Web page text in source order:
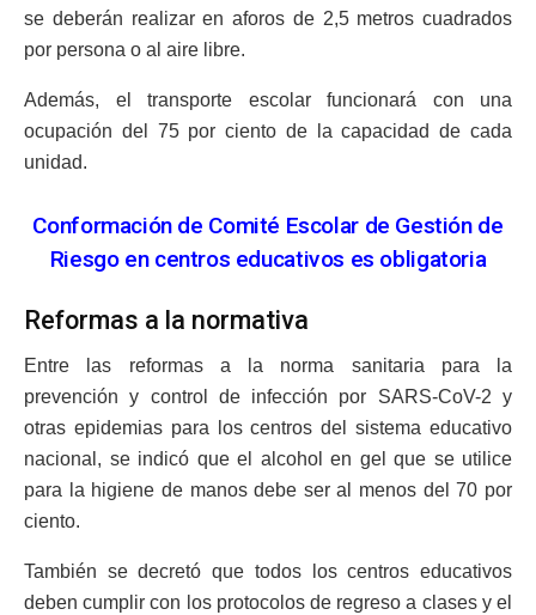
se deberán realizar en aforos de 2,5 metros cuadrados
por persona o al aire libre.
Además, el transporte escolar funcionará con una
ocupación del 75 por ciento de la capacidad de cada
unidad.
Conformación de Comité Escolar de Gestión de
Riesgo en centros educativos es obligatoria
Reformas a la normativa
Entre las reformas a la norma sanitaria para la
prevención y control de infección por SARS-CoV-2 y
otras epidemias para los centros del sistema educativo
nacional, se indicó que el alcohol en gel que se utilice
para la higiene de manos debe ser al menos del 70 por
ciento.
También se decretó que todos los centros educativos
deben cumplir con los protocolos de regreso a clases y el